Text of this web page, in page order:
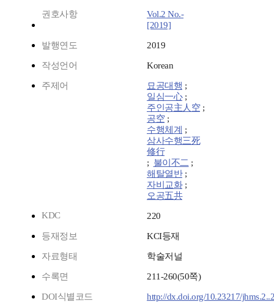
권호사항
Vol.2 No.-
[2019]
발행연도 2019
작성언어 Korean
주제어 묘공대행 ;
일심一心;
주인공主人空;
공空;
수행체계 ;
삼사수행三死
修行
; 불이不二;
해탈열반;
자비교화;
오공五共
KDC
220
등재정보 KCI등재
자료형태 학술저널
수록면 211-260(50쪽)
DOI식별코드 http://dx.doi.org/10.23217/